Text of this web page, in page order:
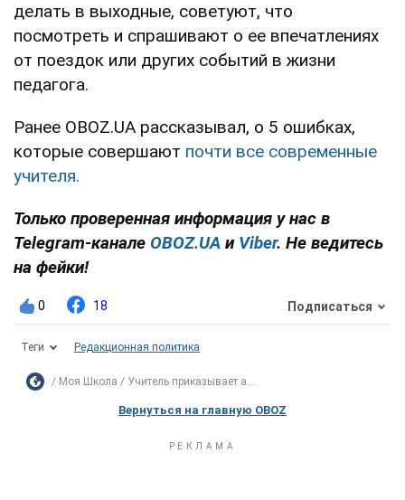
делать в выходные, советуют, что
посмотреть и спрашивают о ее впечатлениях
от поездок или других событий в жизни
педагога.
Ранее OBOZ.UA рассказывал, о 5 ошибках,
которые совершают почти все современные
учителя.
Только проверенная информация у нас в
Telegram-канале OBOZ.UA и Viber. Не ведитесь
на фейки!
0 18 Подписаться
Теги Редакционная политика
Моя Школа Учитель приказывает а...
Вернуться на главную OBOZ